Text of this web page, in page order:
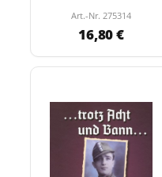
Art.-Nr. 275314
16,80 €